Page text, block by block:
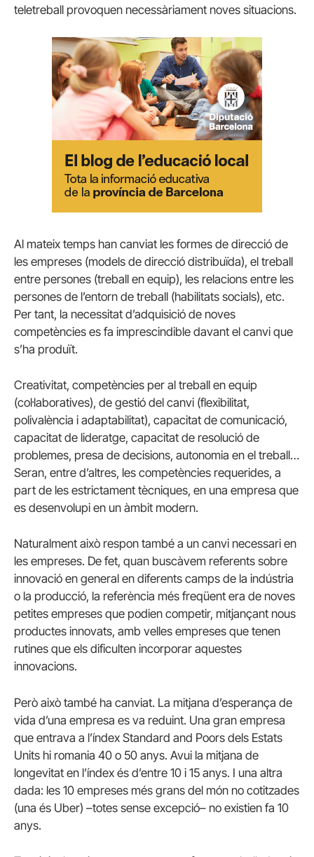
teletreball provoquen necessàriament noves situacions.
Al mateix temps han canviat les formes de direcció de
les empreses (models de direcció distribuïda), el treball
entre persones (treball en equip), les relacions entre les
persones de l’entorn de treball (habilitats socials), etc.
Per tant, la necessitat d’adquisició de noves
competències es fa imprescindible davant el canvi que
s’ha produït.
Creativitat, competències per al treball en equip
(col·laboratives), de gestió del canvi (flexibilitat,
polivalència i adaptabilitat), capacitat de comunicació,
capacitat de lideratge, capacitat de resolució de
problemes, presa de decisions, autonomia en el treball…
Seran, entre d’altres, les competències requerides, a
part de les estrictament tècniques, en una empresa que
es desenvolupi en un àmbit modern.
Naturalment això respon també a un canvi necessari en
les empreses. De fet, quan buscàvem referents sobre
innovació en general en diferents camps de la indústria
o la producció, la referència més freqüent era de noves
petites empreses que podien competir, mitjançant nous
productes innovats, amb velles empreses que tenen
rutines que els dificulten incorporar aquestes
innovacions.
Però això també ha canviat. La mitjana d’esperança de
vida d’una empresa es va reduint. Una gran empresa
que entrava a l’índex Standard and Poors dels Estats
Units hi romania 40 o 50 anys. Avui la mitjana de
longevitat en l’índex és d’entre 10 i 15 anys. I una altra
dada: les 10 empreses més grans del món no cotitzades
(una és Uber) –totes sense excepció– no existien fa 10
anys.